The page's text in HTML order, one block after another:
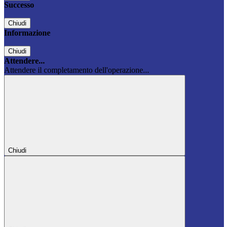
Successo
Chiudi
Informazione
Chiudi
Attendere...
Attendere il completamento dell'operazione...
Chiudi